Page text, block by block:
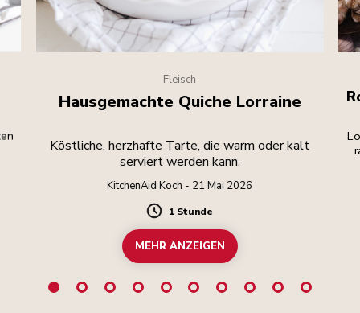
Fleisch
Hausgemachte Quiche Lorraine
Köstliche, herzhafte Tarte, die warm oder kalt
serviert werden kann.
KitchenAid Koch - 21 Mai 2026
Duration
1 Stunde
MEHR ANZEIGEN